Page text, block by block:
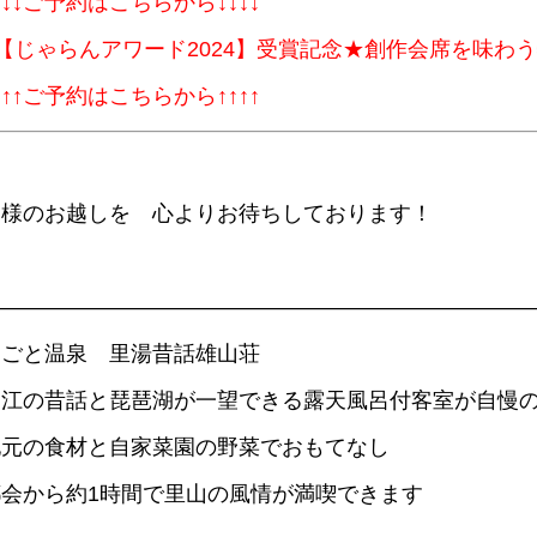
じゃらんアワード2024】受賞記念★創作会席を味わ
ご予約はこちらから↑↑↑↑
のお越しを 心よりお待ちしております！
と温泉 里湯昔話雄山荘
の昔話と琵琶湖が一望できる露天風呂付客室が自慢
の食材と自家菜園の野菜でおもてなし
から約1時間で里山の風情が満喫できます